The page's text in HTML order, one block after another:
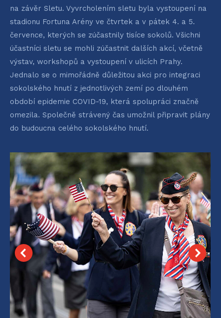
na závěr Sletu. Vyvrcholením sletu byla vystoupení na
stadionu Fortuna Arény ve čtvrtek a v pátek 4. a 5.
července, kterých se zúčastnily tisíce sokolů. Všichni
účastníci sletu se mohli zúčastnit dalších akcí, včetně
výstav, workshopů a vystoupení v ulicích Prahy.
Jednalo se o mimořádně důležitou akci pro integraci
sokolského hnutí z jednotlivých zemí po dlouhém
období epidemie COVID-19, která spolupráci značně
omezila. Společně strávený čas umožnil připravit plány
do budoucna celého sokolského hnutí.